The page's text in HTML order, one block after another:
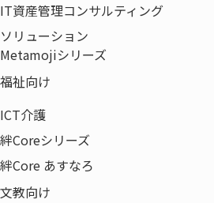
IT資産管理コンサルティング
ソリューション
Metamojiシリーズ
福祉向け
ICT介護
絆Coreシリーズ
絆Core あすなろ
文教向け
HOME
〒135-0042